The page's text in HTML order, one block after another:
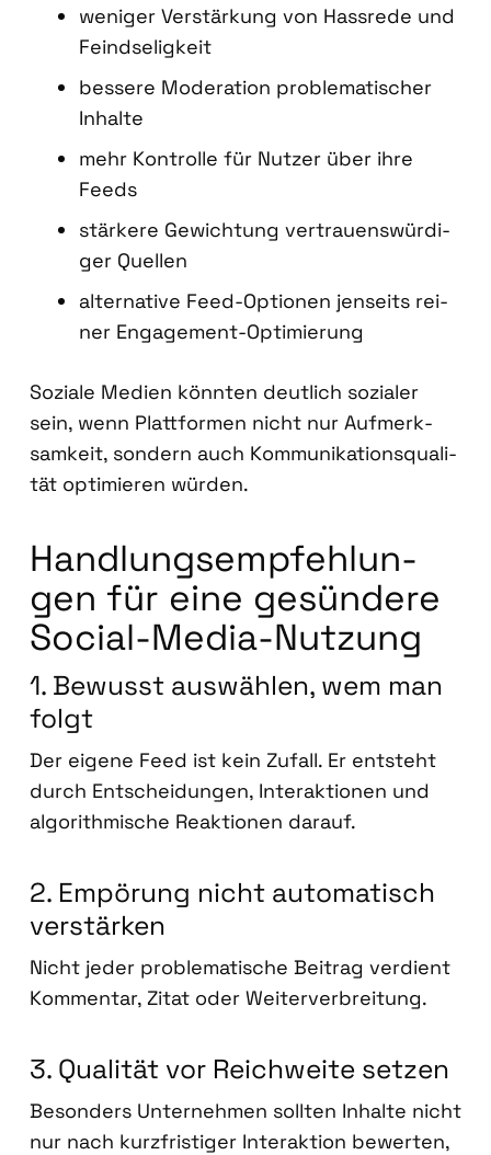
weni­ger Ver­stär­kung von Hass­re­de und
Feind­se­lig­keit
bes­se­re Mode­ra­ti­on pro­ble­ma­ti­scher
Inhal­te
mehr Kon­trol­le für Nut­zer über ihre
Feeds
stär­ke­re Gewich­tung ver­trau­ens­wür­di­
ger Quel­len
alter­na­ti­ve Feed-Optio­nen jen­seits rei­
ner Enga­ge­ment-Opti­mie­rung
Sozia­le Medi­en könn­ten deut­lich sozia­ler
sein, wenn Platt­for­men nicht nur Auf­merk­
sam­keit, son­dern auch Kom­mu­ni­ka­ti­ons­qua­li­
tät opti­mie­ren wür­den.
Hand­lungs­emp­feh­lun­
gen für eine gesün­de­re
Social-Media-Nut­zung
1. Bewusst aus­wäh­len, wem man
folgt
Der eige­ne Feed ist kein Zufall. Er ent­steht
durch Ent­schei­dun­gen, Inter­ak­tio­nen und
algo­rith­mi­sche Reak­tio­nen dar­auf.
2. Empö­rung nicht auto­ma­tisch
ver­stär­ken
Nicht jeder pro­ble­ma­ti­sche Bei­trag ver­dient
Kom­men­tar, Zitat oder Wei­ter­ver­brei­tung.
3. Qua­li­tät vor Reich­wei­te set­zen
Beson­ders Unter­neh­men soll­ten Inhal­te nicht
nur nach kurz­fris­ti­ger Inter­ak­ti­on bewer­ten,